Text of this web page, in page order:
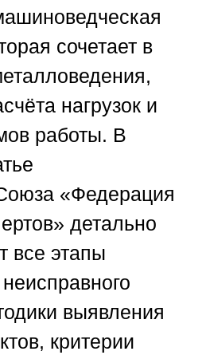
сочетает в
нагрузок и
работы. В
«Федерация
детально
все этапы
выявления
критерии